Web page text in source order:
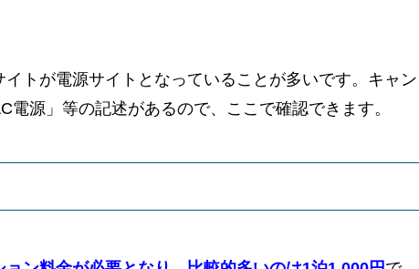
トが電源サイトとなっていることが多いです。キャン
源」等の記述があるので、ここで確認できます。